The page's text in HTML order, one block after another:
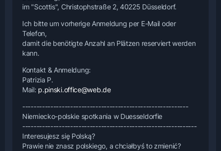
im "Scottis", Christophstraße 2, 40225 Düsseldorf.
Ich bitte um vorherige Anmeldung per E-Mail oder
Telefon,
damit die benötigte Anzahl an Plätzen reserviert werden
kann.
Kontakt & Anmeldung:
Patrizia P.
Mail: p.pinski.office@web.de
-----------------------------------------------------------
Niemiecko-polskie spotkania w Duesseldorfie
--------------------------------------------------------------
Interesujesz się Polską?
Prawie nie znasz polskiego, a chciałbyś to zmienić?